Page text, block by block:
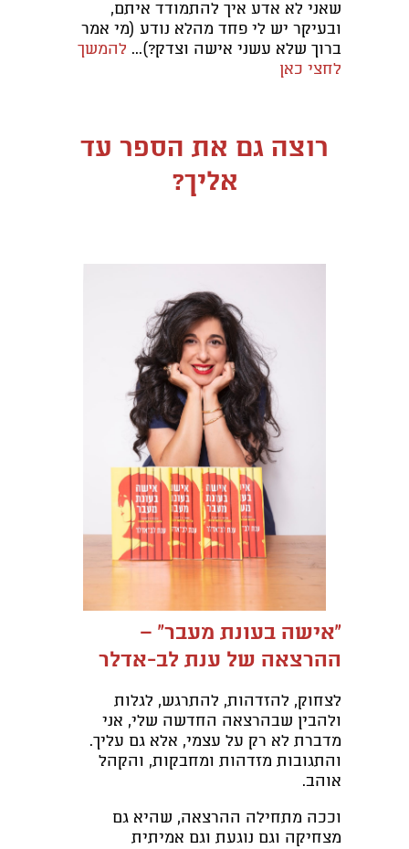
שאני לא אדע איך להתמודד איתם,
ובעיקר יש לי פחד מהלא נודע (מי אמר
ברוך שלא עשני אישה וצדק?)... להמשך
לחצי כאן
רוצה גם את הספר עד
אליך?
"אישה בעונת מעבר" –
ההרצאה של ענת לב-אדלר
לצחוק, להזדהות, להתרגש, לגלות
ולהבין שבהרצאה החדשה שלי, אני
מדברת לא רק על עצמי, אלא גם עליך.
והתגובות מזדהות ומחבקות, והקהל
אוהב.
וככה מתחילה ההרצאה, שהיא גם
מצחיקה וגם נוגעת וגם אמיתית